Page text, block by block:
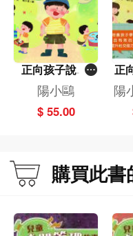
正向孩子說話
術：這樣說，媽
媽才理解
陽小鷗
$ 55.00
正
陽
購買此書